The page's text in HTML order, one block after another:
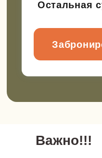
Важно!!!
Смотреть